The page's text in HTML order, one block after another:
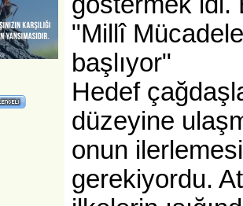
"Millî
başlıyor"
Hedef
düzeyine
onun
gerekiyordu.